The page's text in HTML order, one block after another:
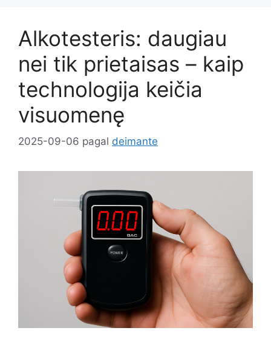
Alkotesteris: daugiau
nei tik prietaisas – kaip
technologija keičia
visuomenę
2025-09-06 pagal deimante